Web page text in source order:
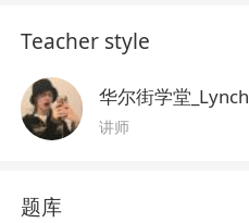
Teacher style
华尔街学堂_Lynch
讲师
题库